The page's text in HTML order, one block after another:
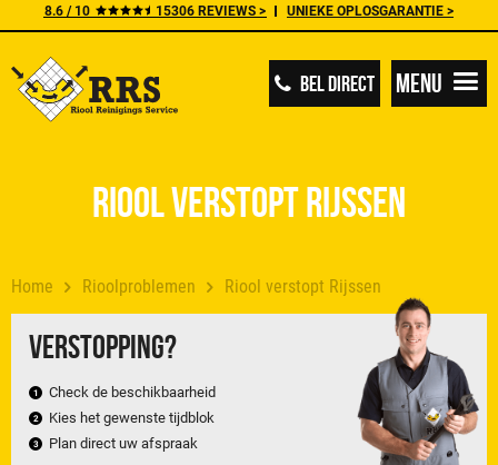
8.6 / 10 15306 REVIEWS > UNIEKE OPLOSGARANTIE >
BEL DIRECT Menu
Home Rioolproblemen Riool verstopt Rijssen
Verstopping?
Check de beschikbaarheid
Kies het gewenste tijdblok
Plan direct uw afspraak
Riool verstopt Rijssen